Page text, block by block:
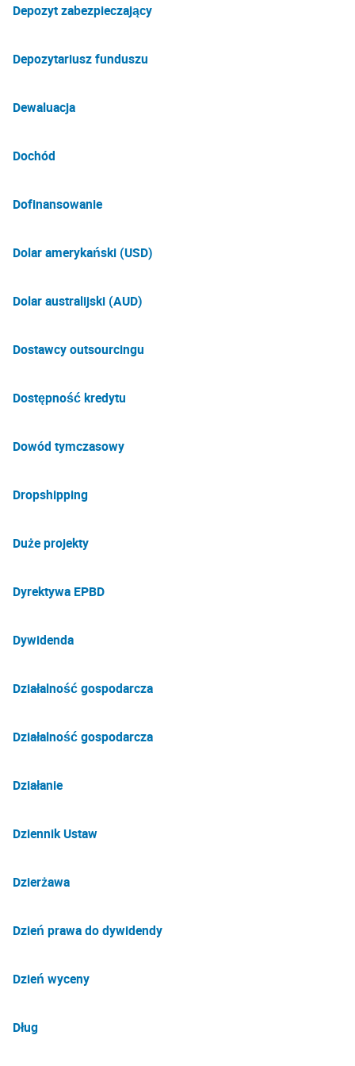
Depozyt zabezpieczający
Depozytariusz funduszu
Dewaluacja
Dochód
Dofinansowanie
Dolar amerykański (USD)
Dolar australijski (AUD)
Dostawcy outsourcingu
Dostępność kredytu
Dowód tymczasowy
Dropshipping
Duże projekty
Dyrektywa EPBD
Dywidenda
Działalność gospodarcza
Działalność gospodarcza
Działanie
Dziennik Ustaw
Dzierżawa
Dzień prawa do dywidendy
Dzień wyceny
Dług